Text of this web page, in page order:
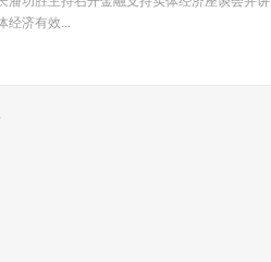
济有效...